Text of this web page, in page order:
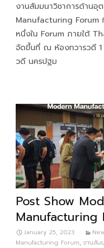
งานสัมมนาวิชาการด้านอุ
Manufacturing Forum
หนึ่งใน Forum ภายใต้
จัดขึ้นที่ ณ ห้องทวารวดี 1
วดี นครปฐม
Post Show
Manufacturing
January 25, 2023
Manufacturing Forum, งานสัม